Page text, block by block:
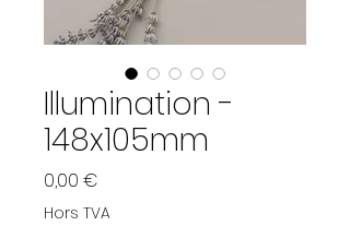
Illumination -
148x105mm
0,00 €
Hors TVA